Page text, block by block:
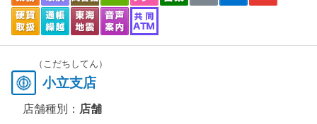
（こだちしてん）
小立支店
店舗種別： 店舗